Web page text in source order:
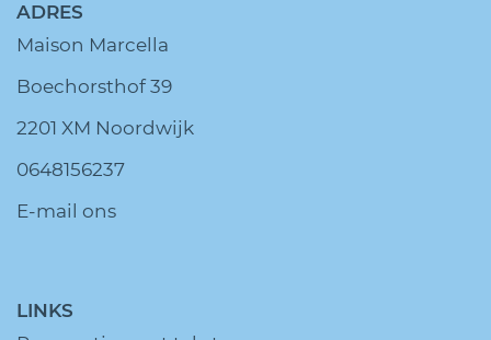
ADRES
Maison Marcella
Boechorsthof 39
2201 XM Noordwijk
0648156237
E-mail ons
LINKS